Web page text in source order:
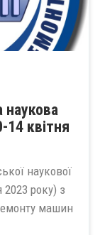
наукова
14 квітня
наукової
2023 року) з
машин